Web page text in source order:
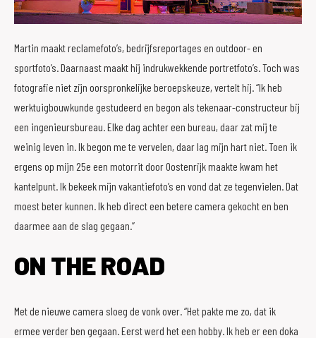
Martin maakt reclamefoto’s, bedrijfsreportages en outdoor- en
sportfoto’s. Daarnaast maakt hij indrukwekkende portretfoto’s. Toch was
fotografie niet zijn oorspronkelijke beroepskeuze, vertelt hij. “Ik heb
werktuigbouwkunde gestudeerd en begon als tekenaar-constructeur bij
een ingenieursbureau. Elke dag achter een bureau, daar zat mij te
weinig leven in. Ik begon me te vervelen, daar lag mijn hart niet. Toen ik
ergens op mijn 25e een motorrit door Oostenrijk maakte kwam het
kantelpunt. Ik bekeek mijn vakantiefoto’s en vond dat ze tegenvielen. Dat
moest beter kunnen. Ik heb direct een betere camera gekocht en ben
daarmee aan de slag gegaan.”
ON THE ROAD
Met de nieuwe camera sloeg de vonk over. “Het pakte me zo, dat ik
ermee verder ben gegaan. Eerst werd het een hobby. Ik heb er een doka